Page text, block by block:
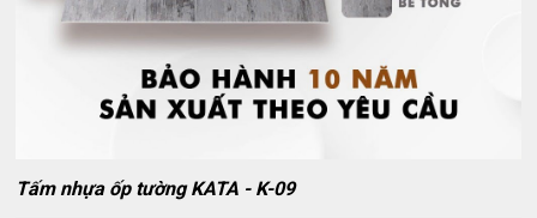
Tấm nhựa ốp tường KATA - K-09